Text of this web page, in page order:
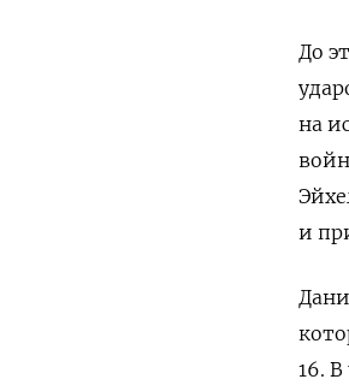
До
на
и
16.